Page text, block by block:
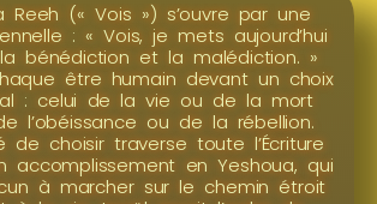
Reeh (« Vois ») s’ouvre par une
: « Vois, je mets aujourd’hui
bénédiction et la malédiction. »
être humain devant un choix
: celui de la vie ou de la mort
l’obéissance ou de la rébellion.
de choisir traverse toute l’Écriture
accomplissement en Yeshoua, qui
à marcher sur le chemin étroit